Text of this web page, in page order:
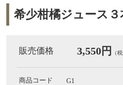
希少柑橘ジュース３
販売価格 3,550円 （
商品コード G1